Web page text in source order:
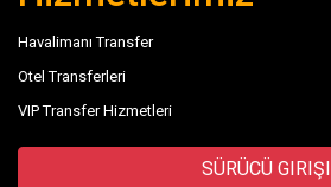
Havalimanı Transfer
Otel Transferleri
VIP Transfer Hizmetleri
SÜRÜCÜ GIRIŞI